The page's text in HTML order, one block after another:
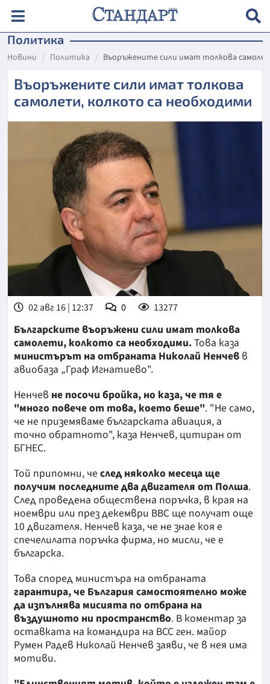
Политика
Новини Политика Въоръжените сили имат толкова
Въоръжените сили имат толкова
самолети, колкото са необходими
02 авг 16 | 12:37 0 13277
Българските въоръжени сили имат толкова
самолети, колкото са необходими.Това каза
министърът на отбраната Николай Ненчев в
авиобаза „Граф Игнатиево".
Ненчев не посочи бройка, но каза, че тя е
"много повече от това, което беше". "Не само,
че не приземяваме българската авиация, а
точно обратното", каза Ненчев, цитиран от
БГНЕС.
Той припомни, че след няколко месеца ще
получим последните два двигателя от Полша.
След проведена обществена поръчка, в края на
ноември или през декември ВВС ще получат още
10 двигателя. Ненчев каза, че не знае коя е
спечелилата поръчка фирма, но мисли, че е
българска.
Това според министъра на отбраната
гарантира, че България самостоятелно може
да изпълнява мисията по отбрана на
въздушното ни пространство. В коментар за
оставката на командира на ВСС ген. майор
Румен Радев Николай Ненчев заяви, че в нея има
мотиви.